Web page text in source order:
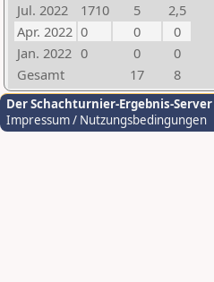
Jul. 2022
1710 5
2,5
Apr. 2022 0 0
0
Jan. 2022 0 0
0
Gesamt
17 8
Der Schachturnier-Ergebnis-Server
Impressum / Nutzungsbedingungen